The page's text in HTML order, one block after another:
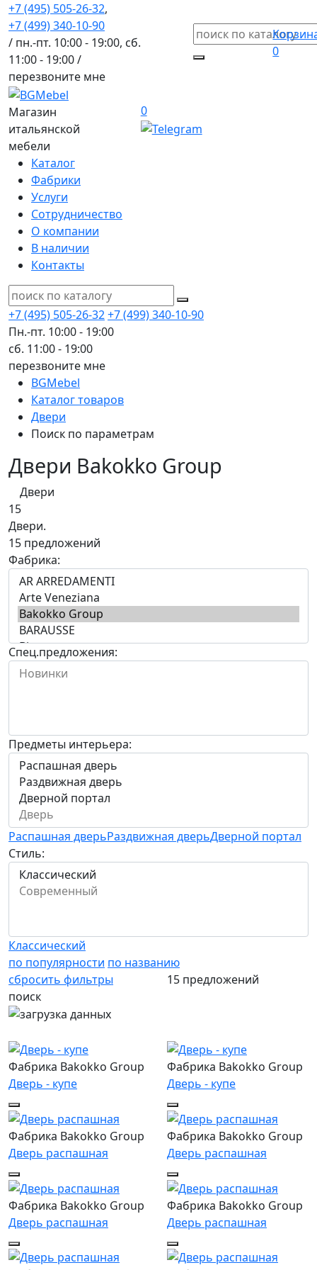
+7 (495) 505-26-32,
+7 (499) 340-10-90
/ пн.-пт. 10:00 - 19:00, сб.
11:00 - 19:00 /
перезвоните мне
0
Магазин
итальянской
мебели
0
Каталог
Фабрики
Услуги
Сотрудничество
О компании
В наличии
Контакты
+7 (495) 505-26-32+7 (499) 340-10-90
Пн.-пт. 10:00 - 19:00
сб. 11:00 - 19:00
перезвоните мне
BGMebel
Каталог товаров
Двери
Поиск по параметрам
Двери Bakokko Group
Двери
15
Двери.
15 предложений
Фабрика:
Спец.предложения:
Предметы интерьера:
Распашная дверьРаздвижная дверьДверной портал
Стиль:
Классический
сбросить фильтры
по популярности по названию
15 предложений
поиск
Фабрика Bakokko Group
Дверь - купе
Фабрика Bakokko Group
Дверь - купе
Фабрика Bakokko Group
Дверь распашная
Фабрика Bakokko Group
Дверь распашная
Фабрика Bakokko Group
Дверь распашная
Фабрика Bakokko Group
Дверь распашная